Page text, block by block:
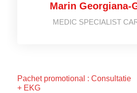
Marin Georgiana-
MEDIC SPECIALIST
Pachet promotional : Consultatie
+ EKG